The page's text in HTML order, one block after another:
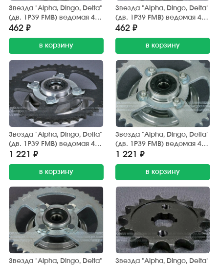
Звезда "Alpha, Dingo, Delta"
(дв. 1P39 FMB) ведомая 420
(z=39) AFH
462 ₽
в корзину
Звезда "Alpha, Dingo, Delta"
(дв. 1P39 FMB) ведомая 420
(z=41) AFH
462 ₽
в корзину
Звезда "Alpha, Dingo, Delta"
(дв. 1P39 FMB) ведомая 428
(z=41) Китай (со ступицей)
1 221 ₽
в корзину
Звезда "Alpha, Dingo, Delta"
(дв. 1P39 FMB) ведомая 428
(z=41) Китай (со ступицей)
анодированная
1 221 ₽
в корзину
Звезда "Alpha, Dingo, Delta"
Звезда "Alpha, Dingo, Delta"